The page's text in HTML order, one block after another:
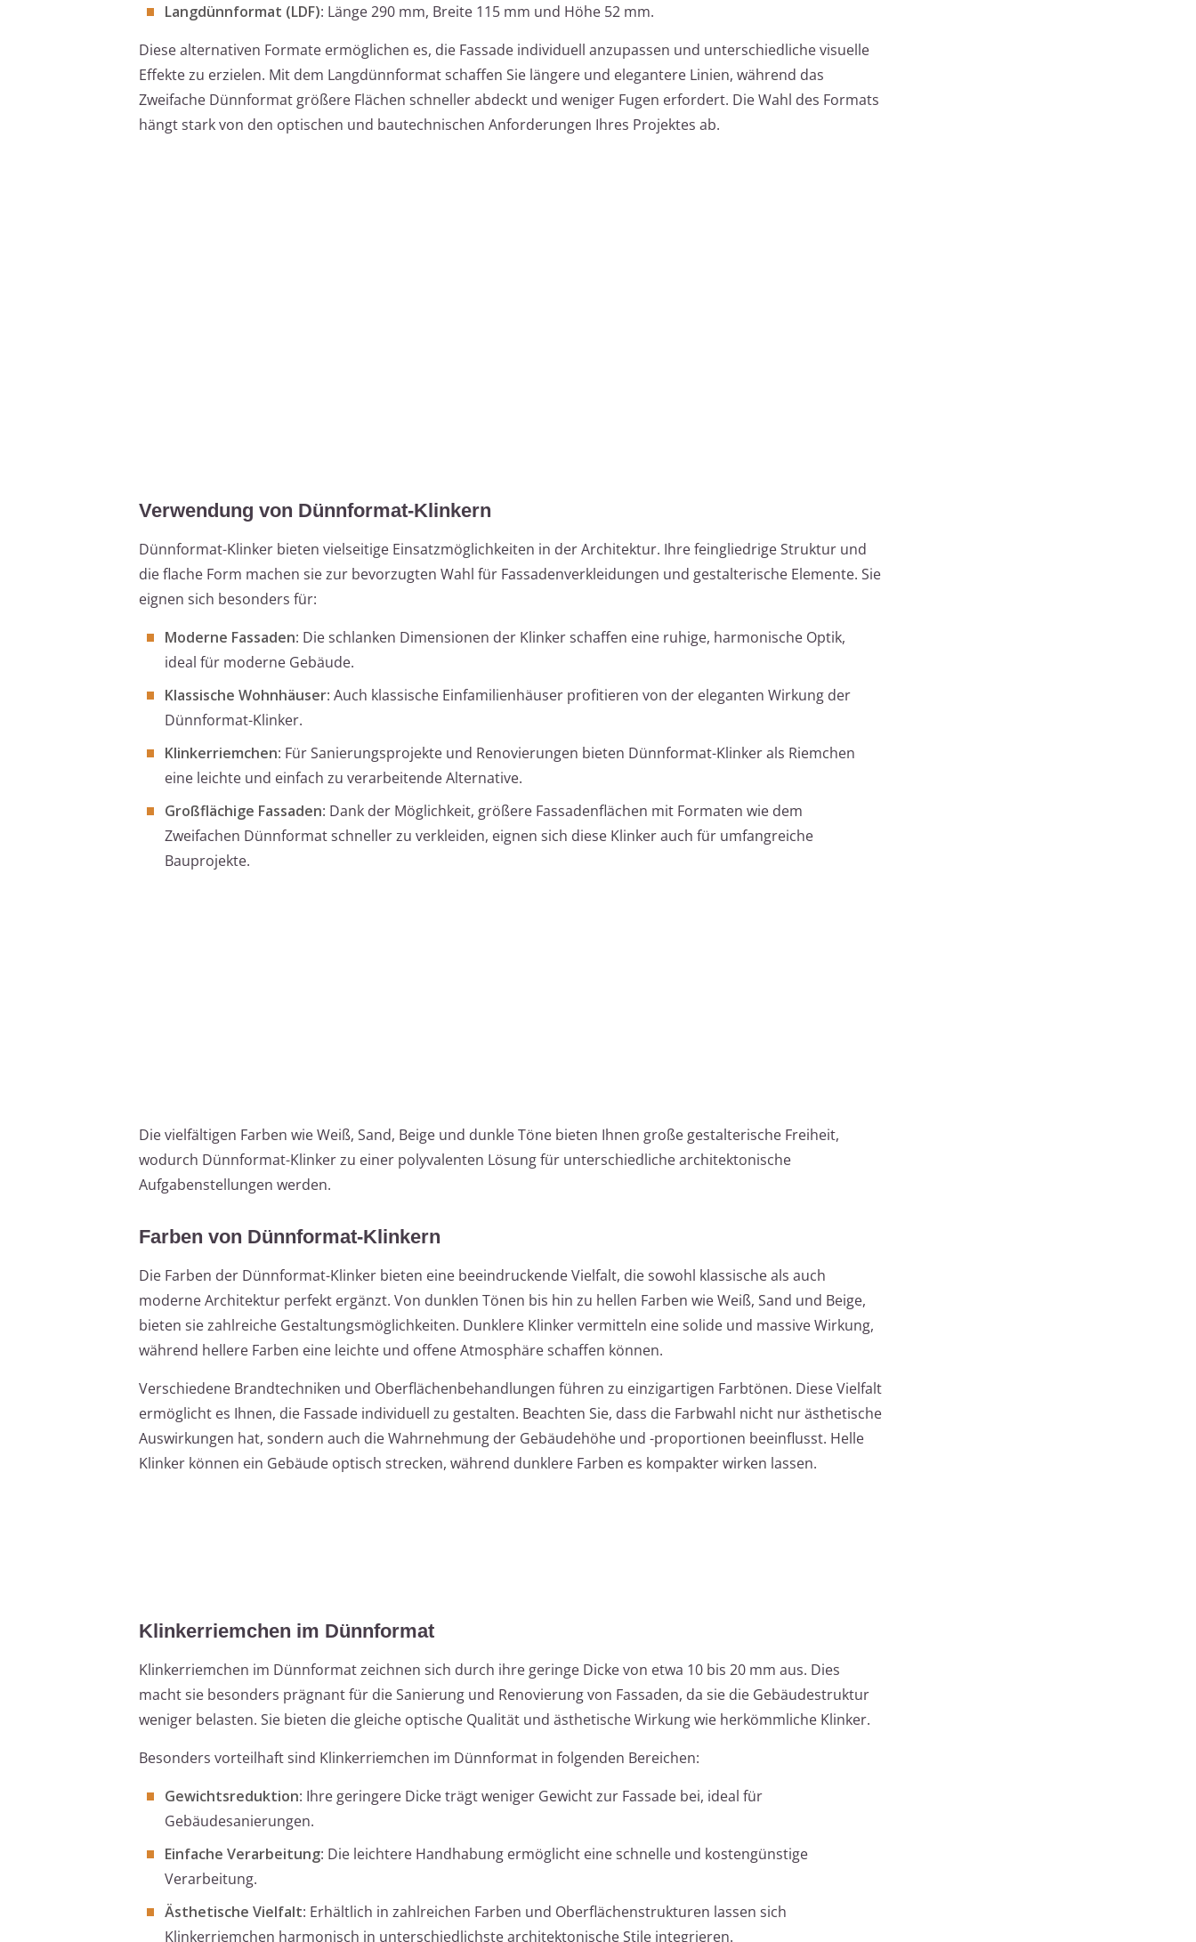
Langdünnformat (LDF): Länge 290 mm, Breite 115 mm und Höhe 52 mm.
Diese alternativen Formate ermöglichen es, die Fassade individuell anzupassen und unterschiedliche visuelle
Effekte zu erzielen. Mit dem Langdünnformat schaffen Sie längere und elegantere Linien, während das
Zweifache Dünnformat größere Flächen schneller abdeckt und weniger Fugen erfordert. Die Wahl des Formats
hängt stark von den optischen und bautechnischen Anforderungen Ihres Projektes ab.
Verwendung von Dünnformat-Klinkern
Dünnformat-Klinker bieten vielseitige Einsatzmöglichkeiten in der Architektur. Ihre feingliedrige Struktur und
die flache Form machen sie zur bevorzugten Wahl für Fassadenverkleidungen und gestalterische Elemente. Sie
eignen sich besonders für:
Moderne Fassaden: Die schlanken Dimensionen der Klinker schaffen eine ruhige, harmonische Optik,
ideal für moderne Gebäude.
Klassische Wohnhäuser: Auch klassische Einfamilienhäuser profitieren von der eleganten Wirkung der
Dünnformat-Klinker.
Klinkerriemchen: Für Sanierungsprojekte und Renovierungen bieten Dünnformat-Klinker als Riemchen
eine leichte und einfach zu verarbeitende Alternative.
Großflächige Fassaden: Dank der Möglichkeit, größere Fassadenflächen mit Formaten wie dem
Zweifachen Dünnformat schneller zu verkleiden, eignen sich diese Klinker auch für umfangreiche
Bauprojekte.
Die vielfältigen Farben wie Weiß, Sand, Beige und dunkle Töne bieten Ihnen große gestalterische Freiheit,
wodurch Dünnformat-Klinker zu einer polyvalenten Lösung für unterschiedliche architektonische
Aufgabenstellungen werden.
Farben von Dünnformat-Klinkern
Die Farben der Dünnformat-Klinker bieten eine beeindruckende Vielfalt, die sowohl klassische als auch
moderne Architektur perfekt ergänzt. Von dunklen Tönen bis hin zu hellen Farben wie Weiß, Sand und Beige,
bieten sie zahlreiche Gestaltungsmöglichkeiten. Dunklere Klinker vermitteln eine solide und massive Wirkung,
während hellere Farben eine leichte und offene Atmosphäre schaffen können.
Verschiedene Brandtechniken und Oberflächenbehandlungen führen zu einzigartigen Farbtönen. Diese Vielfalt
ermöglicht es Ihnen, die Fassade individuell zu gestalten. Beachten Sie, dass die Farbwahl nicht nur ästhetische
Auswirkungen hat, sondern auch die Wahrnehmung der Gebäudehöhe und -proportionen beeinflusst. Helle
Klinker können ein Gebäude optisch strecken, während dunklere Farben es kompakter wirken lassen.
Klinkerriemchen im Dünnformat
Klinkerriemchen im Dünnformat zeichnen sich durch ihre geringe Dicke von etwa 10 bis 20 mm aus. Dies
macht sie besonders prägnant für die Sanierung und Renovierung von Fassaden, da sie die Gebäudestruktur
weniger belasten. Sie bieten die gleiche optische Qualität und ästhetische Wirkung wie herkömmliche Klinker.
Besonders vorteilhaft sind Klinkerriemchen im Dünnformat in folgenden Bereichen:
Gewichtsreduktion: Ihre geringere Dicke trägt weniger Gewicht zur Fassade bei, ideal für
Gebäudesanierungen.
Einfache Verarbeitung: Die leichtere Handhabung ermöglicht eine schnelle und kostengünstige
Verarbeitung.
Ästhetische Vielfalt: Erhältlich in zahlreichen Farben und Oberflächenstrukturen lassen sich
Klinkerriemchen harmonisch in unterschiedlichste architektonische Stile integrieren.